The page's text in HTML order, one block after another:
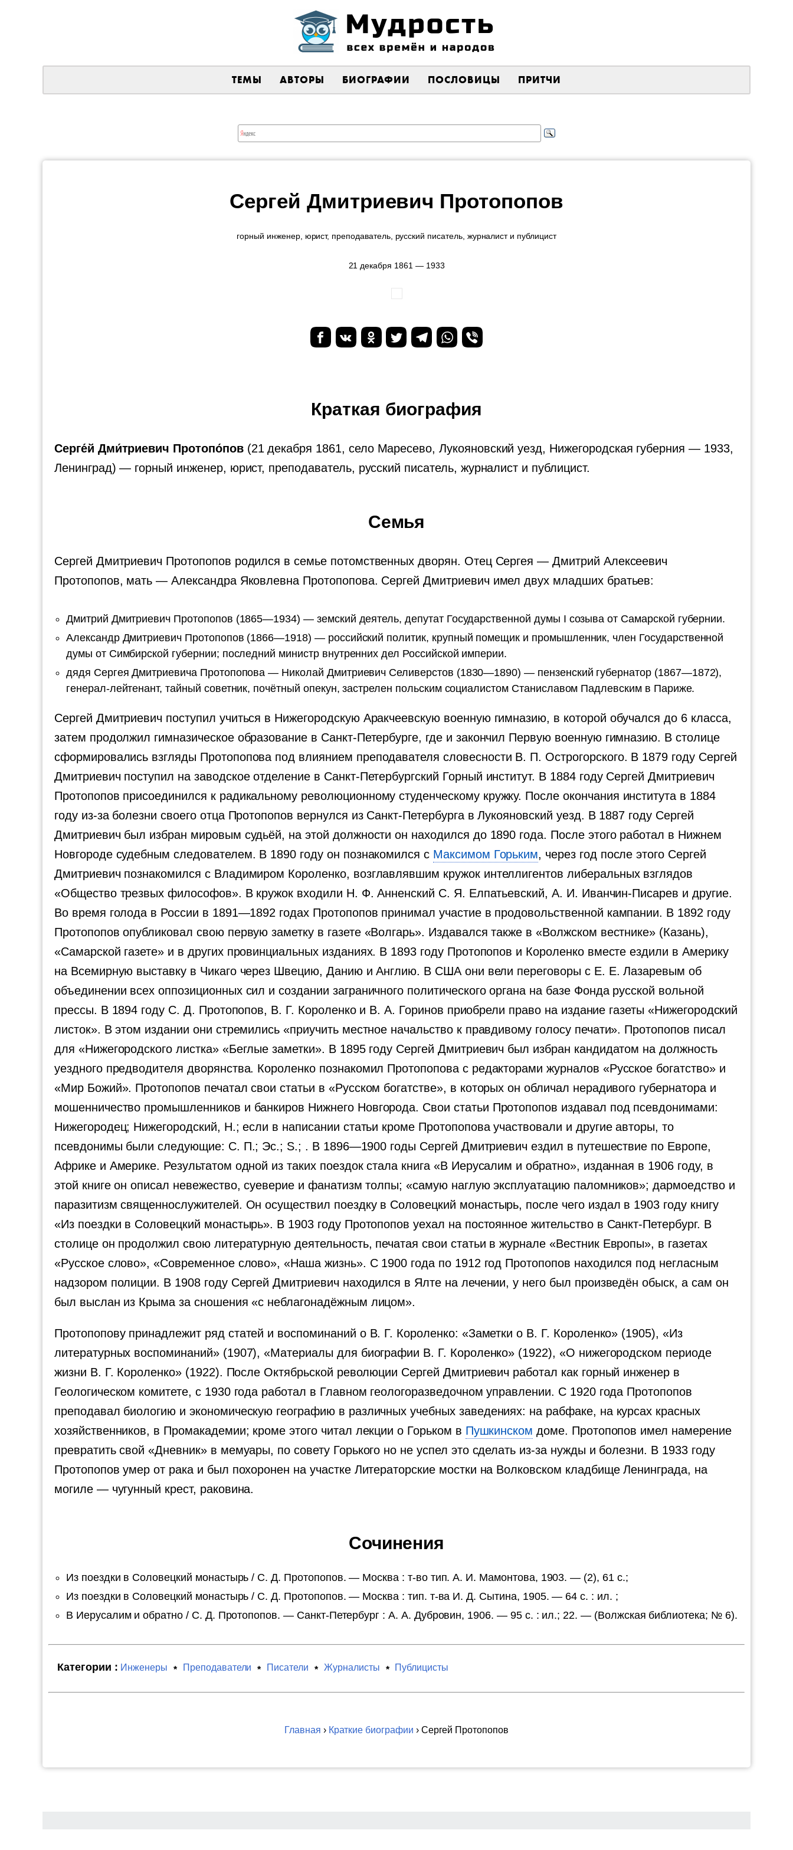
ТЕМЫ АВТОРЫ БИОГРАФИИ ПОСЛОВИЦЫ ПРИТЧИ
Сергей Дмитриевич Протопопов
горный инженер, юрист, преподаватель, русский писатель, журналист и публицист
21 декабря 1861 — 1933
Краткая биография
Серге́й Дми́триевич Протопо́пов(21 декабря 1861, село Маресево, Лукояновский уезд, Нижегородская губерния — 1933,
Ленинград) — горный инженер, юрист, преподаватель, русский писатель, журналист и публицист.
Семья
Сергей Дмитриевич Протопопов родился в семье потомственных дворян. Отец Сергея — Дмитрий Алексеевич
Протопопов, мать — Александра Яковлевна Протопопова. Сергей Дмитриевич имел двух младших братьев:
Дмитрий Дмитриевич Протопопов (1865—1934) — земский деятель, депутат Государственной думы I созыва от Самарской губернии.
Александр Дмитриевич Протопопов (1866—1918) — российский политик, крупный помещик и промышленник, член Государственной
думы от Симбирской губернии; последний министр внутренних дел Российской империи.
дядя Сергея Дмитриевича Протопопова — Николай Дмитриевич Селиверстов (1830—1890) — пензенский губернатор (1867—1872),
генерал-лейтенант, тайный советник, почётный опекун, застрелен польским социалистом Станиславом Падлевским в Париже.
Сергей Дмитриевич поступил учиться в Нижегородскую Аракчеевскую военную гимназию, в которой обучался до 6 класса,
затем продолжил гимназическое образование в Санкт-Петербурге, где и закончил Первую военную гимназию. В столице
сформировались взгляды Протопопова под влиянием преподавателя словесности В. П. Острогорского. В 1879 году Сергей
Дмитриевич поступил на заводское отделение в Санкт-Петербургский Горный институт. В 1884 году Сергей Дмитриевич
Протопопов присоединился к радикальному революционному студенческому кружку. После окончания института в 1884
году из-за болезни своего отца Протопопов вернулся из Санкт-Петербурга в Лукояновский уезд. В 1887 году Сергей
Дмитриевич был избран мировым судьёй, на этой должности он находился до 1890 года. После этого работал в Нижнем
Новгороде судебным следователем. В 1890 году он познакомился с Максимом Горьким, через год после этого Сергей
Дмитриевич познакомился с Владимиром Короленко, возглавлявшим кружок интеллигентов либеральных взглядов
«Общество трезвых философов». В кружок входили Н. Ф. Анненский С. Я. Елпатьевский, А. И. Иванчин-Писарев и другие.
Во время голода в России в 1891—1892 годах Протопопов принимал участие в продовольственной кампании. В 1892 году
Протопопов опубликовал свою первую заметку в газете «Волгарь». Издавался также в «Волжском вестнике» (Казань),
«Самарской газете» и в других провинциальных изданиях. В 1893 году Протопопов и Короленко вместе ездили в Америку
на Всемирную выставку в Чикаго через Швецию, Данию и Англию. В США они вели переговоры с Е. Е. Лазаревым об
объединении всех оппозиционных сил и создании заграничного политического органа на базе Фонда русской вольной
прессы. В 1894 году С. Д. Протопопов, В. Г. Короленко и В. А. Горинов приобрели право на издание газеты «Нижегородский
листок». В этом издании они стремились «приучить местное начальство к правдивому голосу печати». Протопопов писал
для «Нижегородского листка» «Беглые заметки». В 1895 году Сергей Дмитриевич был избран кандидатом на должность
уездного предводителя дворянства. Короленко познакомил Протопопова с редакторами журналов «Русское богатство» и
«Мир Божий». Протопопов печатал свои статьи в «Русском богатстве», в которых он обличал нерадивого губернатора и
мошенничество промышленников и банкиров Нижнего Новгорода. Свои статьи Протопопов издавал под псевдонимами:
Нижегородец; Нижегородский, Н.; если в написании статьи кроме Протопопова участвовали и другие авторы, то
псевдонимы были следующие: С. П.; Эс.; S.; . В 1896—1900 годы Сергей Дмитриевич ездил в путешествие по Европе,
Африке и Америке. Результатом одной из таких поездок стала книга «В Иерусалим и обратно», изданная в 1906 году, в
этой книге он описал невежество, суеверие и фанатизм толпы; «самую наглую эксплуатацию паломников»; дармоедство и
паразитизм священнослужителей. Он осуществил поездку в Соловецкий монастырь, после чего издал в 1903 году книгу
«Из поездки в Соловецкий монастырь». В 1903 году Протопопов уехал на постоянное жительство в Санкт-Петербург. В
столице он продолжил свою литературную деятельность, печатая свои статьи в журнале «Вестник Европы», в газетах
«Русское слово», «Современное слово», «Наша жизнь». С 1900 года по 1912 год Протопопов находился под негласным
надзором полиции. В 1908 году Сергей Дмитриевич находился в Ялте на лечении, у него был произведён обыск, а сам он
был выслан из Крыма за сношения «с неблагонадёжным лицом».
Протопопову принадлежит ряд статей и воспоминаний о В. Г. Короленко: «Заметки о В. Г. Короленко» (1905), «Из
литературных воспоминаний» (1907), «Материалы для биографии В. Г. Короленко» (1922), «О нижегородском периоде
жизни В. Г. Короленко» (1922). После Октябрьской революции Сергей Дмитриевич работал как горный инженер в
Геологическом комитете, с 1930 года работал в Главном геологоразведочном управлении. С 1920 года Протопопов
преподавал биологию и экономическую географию в различных учебных заведениях: на рабфаке, на курсах красных
хозяйственников, в Промакадемии; кроме этого читал лекции о Горьком в Пушкинском доме. Протопопов имел намерение
превратить свой «Дневник» в мемуары, по совету Горького но не успел это сделать из-за нужды и болезни. В 1933 году
Протопопов умер от рака и был похоронен на участке Литераторские мостки на Волковском кладбище Ленинграда, на
могиле — чугунный крест, раковина.
Сочинения
Из поездки в Соловецкий монастырь / С. Д. Протопопов. — Москва : т-во тип. А. И. Мамонтова, 1903. — (2), 61 с.;
Из поездки в Соловецкий монастырь / С. Д. Протопопов. — Москва : тип. т-ва И. Д. Сытина, 1905. — 64 с. : ил. ;
В Иерусалим и обратно / С. Д. Протопопов. — Санкт-Петербург : А. А. Дубровин, 1906. — 95 с. : ил.; 22. — (Волжская библиотека; № 6).
Категории : Инженеры Преподаватели Писатели Журналисты Публицисты
Главная › Краткие биографии › Сергей Протопопов